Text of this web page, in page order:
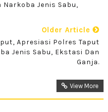
Jenis Sabu,
Older Article
Apresiasi Polres Taput
Jenis Sabu, Ekstasi Dan
Ganja.
View More